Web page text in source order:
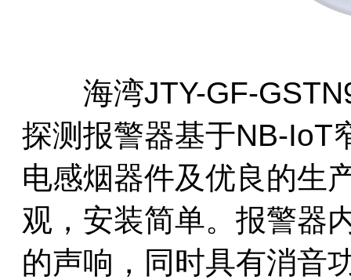
海湾JTY-GF-
探测报警器基于NB-IoT
电感烟器件及优良的生
观，安装简单。报警器
的声响，同时具有消音